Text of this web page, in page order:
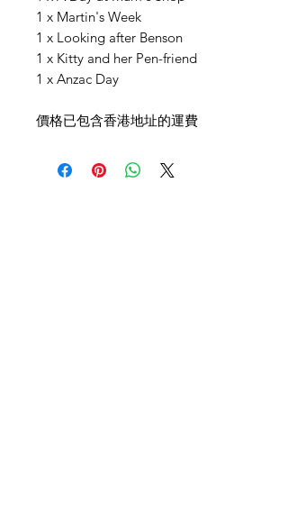
1 x Martin's Week
1 x Looking after Benson
1 x Kitty and her Pen-friend
1 x Anzac Day
價格已包含香港地址的運費